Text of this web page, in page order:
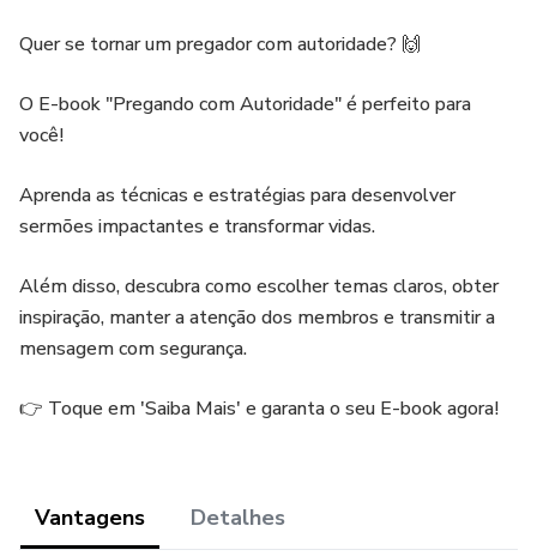
Quer se tornar um pregador com autoridade? 🙌
O E-book "Pregando com Autoridade" é perfeito para
você!
Aprenda as técnicas e estratégias para desenvolver
sermões impactantes e transformar vidas.
Além disso, descubra como escolher temas claros, obter
inspiração, manter a atenção dos membros e transmitir a
mensagem com segurança.
👉 Toque em 'Saiba Mais' e garanta o seu E-book agora!
Vantagens Detalhes